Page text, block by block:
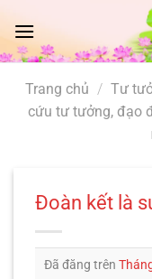
đến
nội
Trang chủ / Tư
cứu tư tưởng, đạo
Đoàn kết là
Đã đăng trên